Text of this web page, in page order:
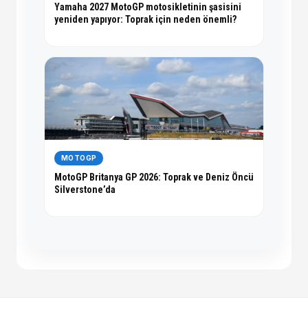
Yamaha 2027 MotoGP motosikletinin şasisini
yeniden yapıyor: Toprak için neden önemli?
MOTOGP
MotoGP Britanya GP 2026: Toprak ve Deniz Öncü
Silverstone’da